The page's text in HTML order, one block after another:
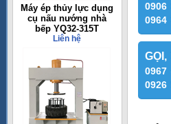
Máy ép thủy lực dụng
cụ nấu nướng nhà
bếp YQ32-315T
Liên hệ
0906
0964
GỌI,
0967
0926